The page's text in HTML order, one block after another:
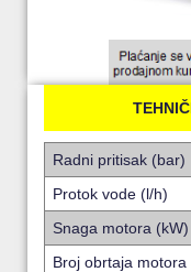
Radni pritisak (bar)
Protok vode (l/h)
Snaga motora (kW)
Broj obrtaja motora